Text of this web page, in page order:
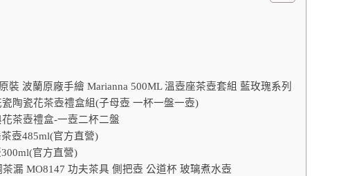
裝 波蘭原廠手繪 Marianna 500ML 溫壺座茶壺套組 藍玫瑰系列
瓷陶瓷花茶壺禮盒組(子母壺 一杯一盤一壺)
花茶壺禮盒-一壺二杯二盤
壺485ml(官方直營)
官方直營)
漏 MO8147 功夫茶具 側把壺 公道杯 玻璃煮水壺